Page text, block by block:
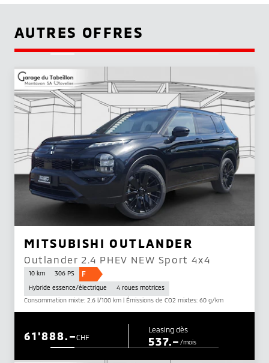
AUTRES OFFRES
MITSUBISHI OUTLANDER
Outlander 2.4 PHEV NEW Sport 4x4
10 km 306 PS F
Hybride essence/électrique
4 roues motrices
Consommation mixte: 2.6 l/100 km | Émissions de CO2 mixtes: 60 g/km
CHF
61'888.– Leasing dès
537.–/mois